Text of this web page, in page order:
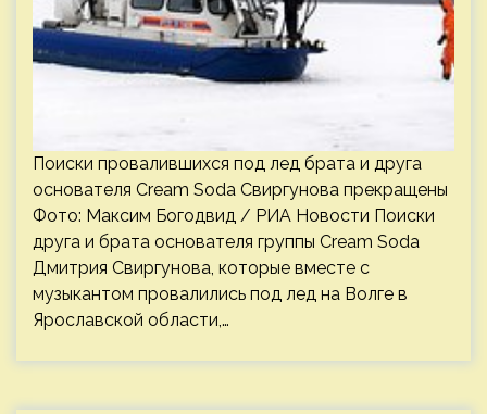
Поиски провалившихся под лед брата и друга
основателя Cream Soda Свиргунова прекращены
Фото: Максим Богодвид / РИА Новости Поиски
друга и брата основателя группы Cream Soda
Дмитрия Свиргунова, которые вместе с
музыкантом провалились под лед на Волге в
Ярославской области,…